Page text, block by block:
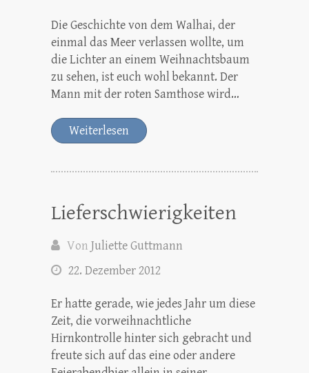
Die Geschichte von dem Walhai, der
einmal das Meer verlassen wollte, um
die Lichter an einem Weihnachtsbaum
zu sehen, ist euch wohl bekannt. Der
Mann mit der roten Samthose wird…
Weiterlesen
Lieferschwierigkeiten
Von Juliette Guttmann
22. Dezember 2012
Er hatte gerade, wie jedes Jahr um diese
Zeit, die vorweihnachtliche
Hirnkontrolle hinter sich gebracht und
freute sich auf das eine oder andere